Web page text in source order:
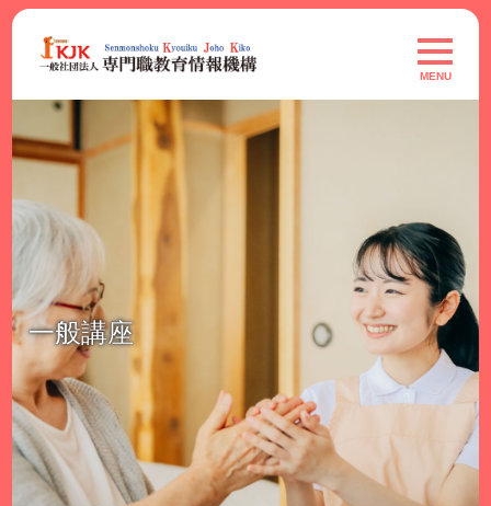
Skip
content
toggle
MENU
一般講座